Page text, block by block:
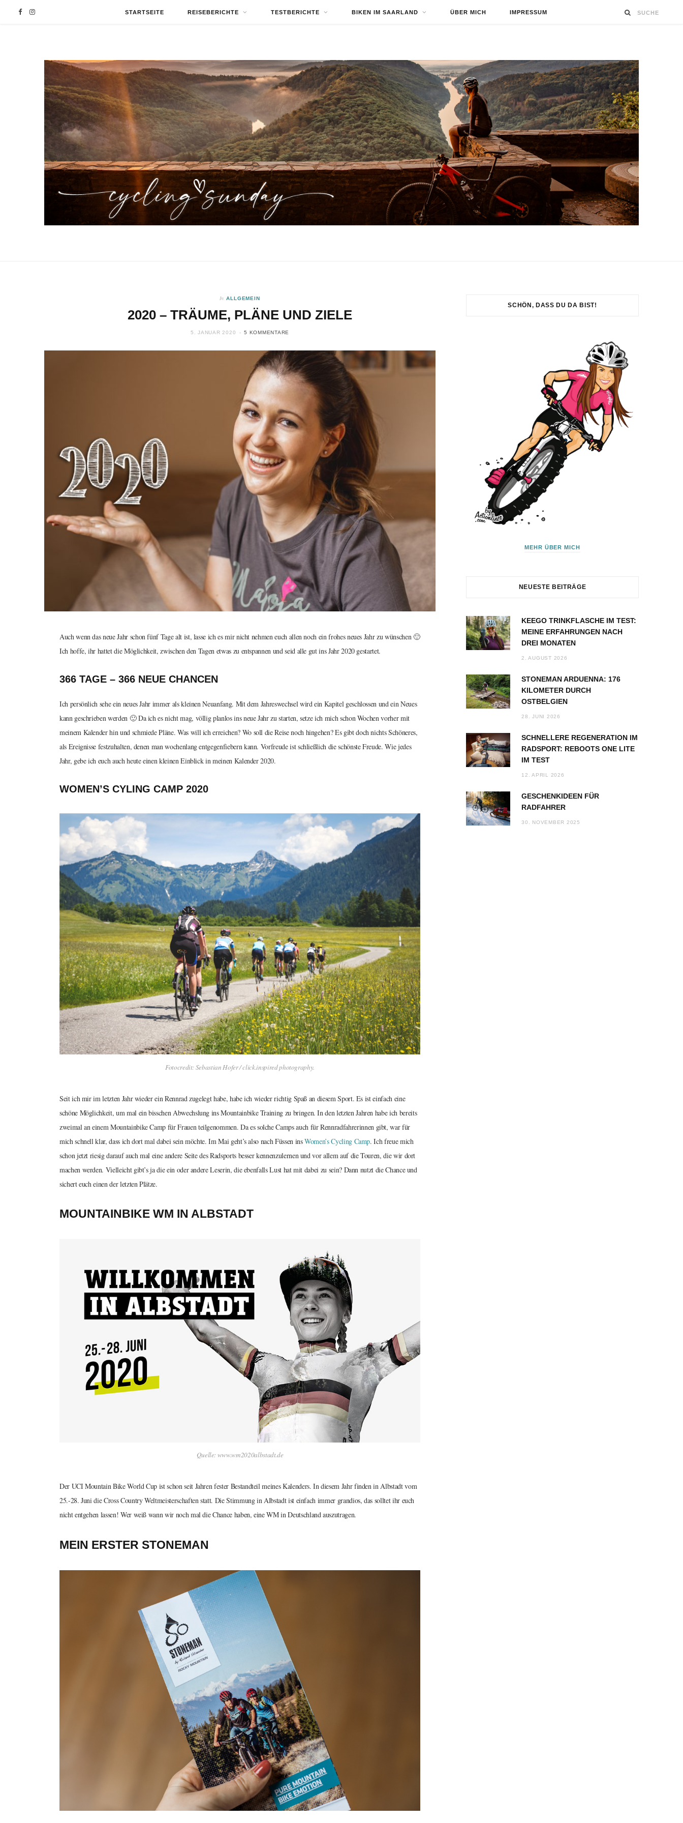
F I STARTSEITE REISEBERICHTE TESTBERICHTE BIKEN IM SAARLAND ÜBER MICH IMPRESSUM
In ALLGEMEIN
2020 – TRÄUME, PLÄNE UND ZIELE
5. JANUAR 2020 5 KOMMENTARE
Auch wenn das neue Jahr schon fünf Tage alt ist, lasse ich es mir nicht nehmen euch allen noch ein frohes neues Jahr zu wünschen 🙂
Ich hoffe, ihr hattet die Möglichkeit, zwischen den Tagen etwas zu entspannen und seid alle gut ins Jahr 2020 gestartet.
366 TAGE – 366 NEUE CHANCEN
Ich persönlich sehe ein neues Jahr immer als kleinen Neuanfang. Mit dem Jahreswechsel wird ein Kapitel geschlossen und ein Neues
kann geschrieben werden 🙂 Da ich es nicht mag, völlig planlos ins neue Jahr zu starten, setze ich mich schon Wochen vorher mit
meinem Kalender hin und schmiede Pläne. Was will ich erreichen? Wo soll die Reise noch hingehen? Es gibt doch nichts Schöneres,
als Ereignisse festzuhalten, denen man wochenlang entgegenfiebern kann. Vorfreude ist schließlich die schönste Freude. Wie jedes
Jahr, gebe ich euch auch heute einen kleinen Einblick in meinen Kalender 2020.
WOMEN’S CYLING CAMP 2020
Fotocredit: Sebastian Hofer / click.inspired photography.
Seit ich mir im letzten Jahr wieder ein Rennrad zugelegt habe, habe ich wieder richtig Spaß an diesem Sport. Es ist einfach eine
schöne Möglichkeit, um mal ein bisschen Abwechslung ins Mountainbike Training zu bringen. In den letzten Jahren habe ich bereits
zweimal an einem Mountainbike Camp für Frauen teilgenommen. Da es solche Camps auch für Rennradfahrerinnen gibt, war für
mich schnell klar, dass ich dort mal dabei sein möchte. Im Mai geht’s also nach Füssen insWomen’s Cycling Camp. Ich freue mich
schon jetzt riesig darauf auch mal eine andere Seite des Radsports besser kennenzulernen und vor allem auf die Touren, die wir dort
machen werden. Vielleicht gibt’s ja die ein oder andere Leserin, die ebenfalls Lust hat mit dabei zu sein? Dann nutzt die Chance und
sichert euch einen der letzten Plätze.
MOUNTAINBIKE WM IN ALBSTADT
Quelle: www.wm2020albstadt.de
Der UCI Mountain Bike World Cup ist schon seit Jahren fester Bestandteil meines Kalenders. In diesem Jahr finden in Albstadt vom
25.-28. Juni die Cross Country Weltmeisterschaften statt. Die Stimmung in Albstadt ist einfach immer grandios, das solltet ihr euch
nicht entgehen lassen! Wer weiß wann wir noch mal die Chance haben, eine WM in Deutschland auszutragen.
MEIN ERSTER STONEMAN
SCHÖN, DASS DU DA BIST!
MEHR ÜBER MICH
NEUESTE BEITRÄGE
KEEGO TRINKFLASCHE IM TEST:
MEINE ERFAHRUNGEN NACH
DREI MONATEN
2. AUGUST 2026
STONEMAN ARDUENNA: 176
KILOMETER DURCH
OSTBELGIEN
28. JUNI 2026
SCHNELLERE REGENERATION IM
RADSPORT: REBOOTS ONE LITE
IM TEST
12. APRIL 2026
GESCHENKIDEEN FÜR
RADFAHRER
30. NOVEMBER 2025